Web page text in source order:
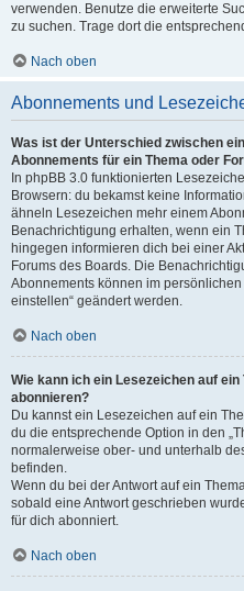
verwenden. Benutze die erweiterte
zu suchen. Trage dort die
Nach oben
Abonnements und
Was ist der Unterschied zwischen
Abonnements für ein Thema oder
In phpBB 3.0 funktionierten
Browsern: du bekamst keine
ähneln Lesezeichen mehr einem
Benachrichtigung erhalten, wenn ein
hingegen informieren dich bei einer
Forums des Boards. Die
Abonnements können im
einstellen“ geändert werden.
Nach oben
Wie kann ich ein Lesezeichen auf
abonnieren?
Du kannst ein Lesezeichen auf ein
du die entsprechende Option in den
normalerweise ober- und unterhalb
befinden.
Wenn du bei der Antwort auf ein
sobald eine Antwort geschrieben
für dich abonniert.
Nach oben